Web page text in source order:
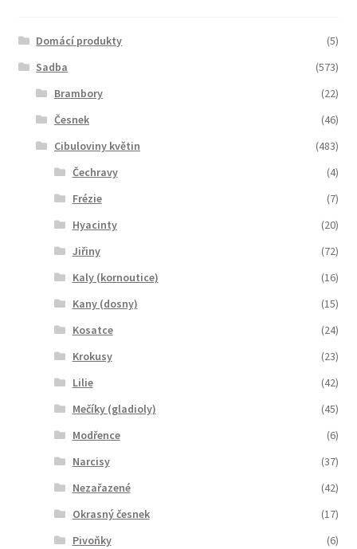
Domácí produkty
(5)
Sadba
(573)
Brambory
(22)
Česnek
(46)
Cibuloviny květin
(483)
Čechravy
(4)
Frézie
(7)
Hyacinty
(20)
Jiřiny
(72)
Kaly (kornoutice)
(16)
Kany (dosny)
(15)
Kosatce
(24)
Krokusy
(23)
Lilie
(42)
Mečíky (gladioly)
(45)
Modřence
(6)
Narcisy
(37)
Nezařazené
(42)
Okrasný česnek
(17)
Pivoňky
(6)